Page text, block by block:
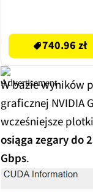
740.96 zł
W bazie wyników
graficznej NVIDIA
wcześniejsze
osiąga zegary do
Gbps.